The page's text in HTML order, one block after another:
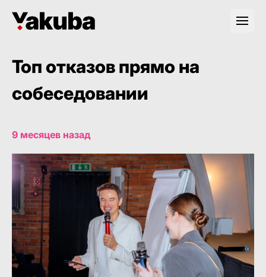
Топ отказов прямо на
собеседовании
9 месяцев назад